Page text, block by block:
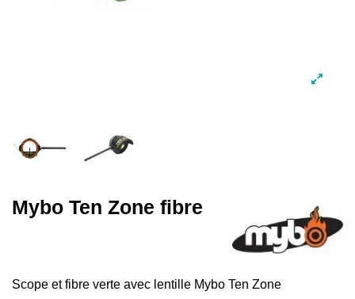
Mybo Ten Zone fibre
Scope et fibre verte avec lentille Mybo Ten Zone